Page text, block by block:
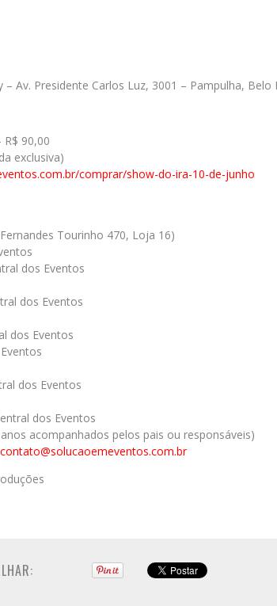
– Av. Presidente Carlos Luz, 3001 – Pampulha,
90,00
exclusiva)
comprar/show-do-ira-10-de-junho
Tourinho 470, Loja 16)
dos Eventos
dos Eventos
dos Eventos
dos Eventos
dos Eventos
acompanhados pelos pais ou responsáveis)
contato@solucaoemeventos.com.br